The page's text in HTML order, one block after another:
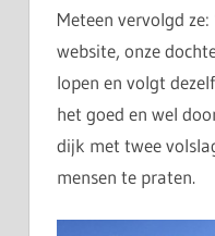
Meteen vervolgd
website, onze
lopen en volgt
het goed en wel
dijk met twee
mensen te praten.